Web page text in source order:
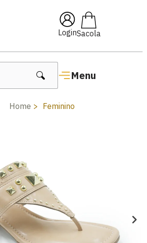
Login
Menu
🔥 Lançamentos Femininos
Home Feminino